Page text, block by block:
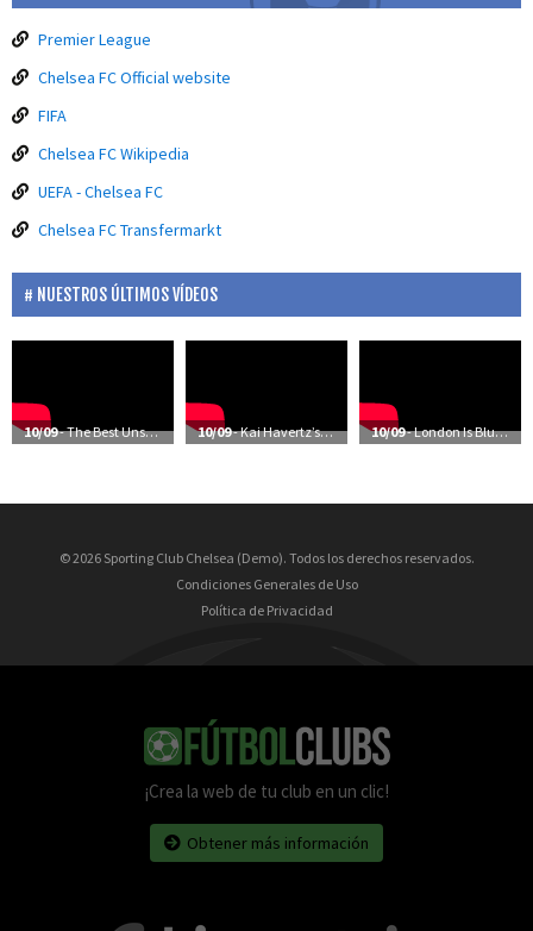
Premier League
Chelsea FC Official website
FIFA
Chelsea FC Wikipedia
UEFA - Chelsea FC
Chelsea FC Transfermarkt
NUESTROS ÚLTIMOS VÍDEOS
10/09- The Best Unseen Moments Of Chelsea’s Season 10/09- Kai Havertz’s First Training Session At Cobham 10/09- London Is Blue | The Future’s Bright | Frank Lampard: Coming Home
© 2026 Sporting Club Chelsea (Demo). Todos los derechos reservados.
Condiciones Generales de Uso
Política de Privacidad
¡Crea la web de tu club en un clic!
Obtener más información